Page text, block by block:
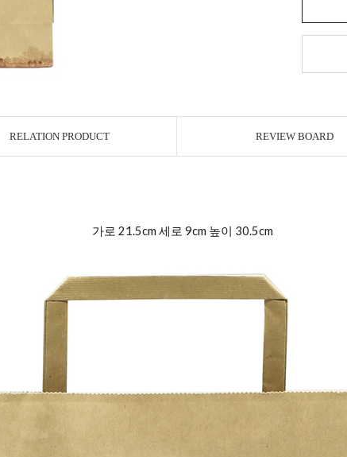
RELATION PRODUCT REVIEW BOARD
가로 21.5cm 세로 9cm 높이 30.5cm